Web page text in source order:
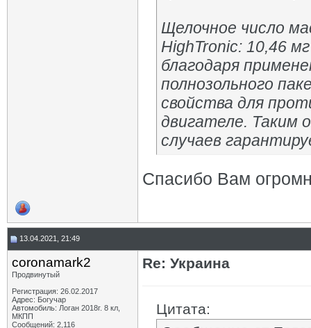
Щелочное число
HighTronic: 10,46
благодаря
полнозольного
свойства для
двигателе. Таким
случаев
Спасибо Вам
13.04.2021, 21:49
coronamark2
Продвинутый
Регистрация: 26.02.2017
Адрес: Богучар
Автомобиль: Логан 2018г. 8 кл,
МКПП
Сообщений: 2,116
Re: Украина
Цитата: